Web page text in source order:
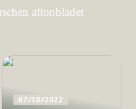
aftonbladet
07/10/2022